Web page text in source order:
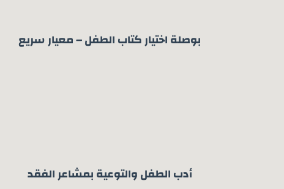
بوصلة اختيار كتاب الطفل – معيار سريع
أدب الطفل والتوعية بمشاعر الفقد